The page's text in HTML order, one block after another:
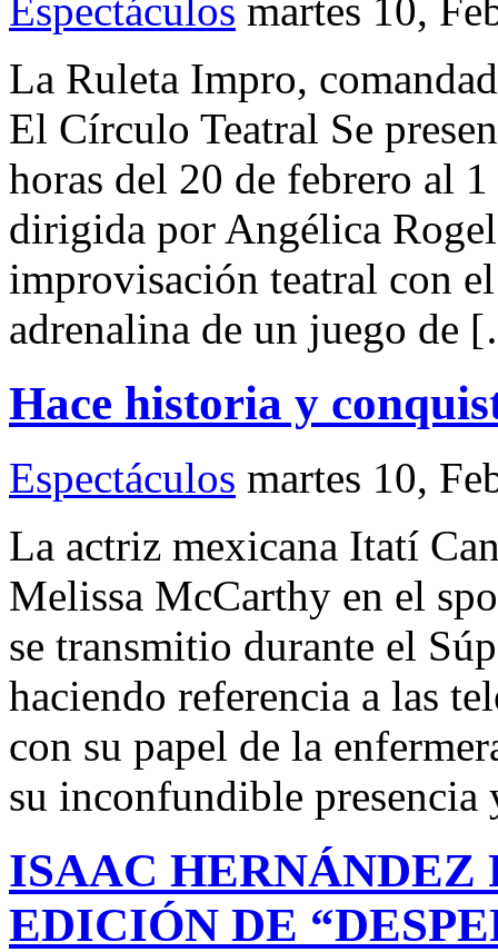
Espectáculos martes 10,
La Ruleta Impro,
El Círculo Teatral Se
horas del 20 de febrero al
dirigida por Angélica
improvisación teatral con
adrenalina de un juego de
Hace historia y
Espectáculos martes 10,
La actriz mexicana Itatí
Melissa McCarthy en el
se transmitio durante el
haciendo referencia a las
con su papel de la
su inconfundible
ISAAC HERNÁNDEZ
EDICIÓN DE